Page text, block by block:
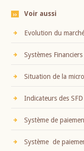
Voir aussi
Evolution du
Systèmes
Situation de la
Indicateurs des SFD
Système de
Système de